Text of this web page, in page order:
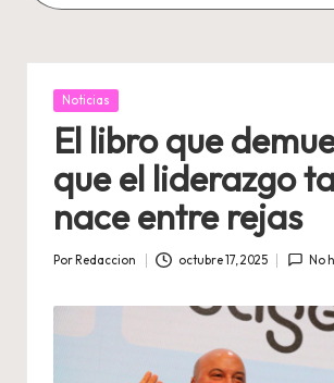
Publicada
Noticias
El libro que
que el liderazgo
nace entre rejas
Por Redaccion octubre 17, 2025 No